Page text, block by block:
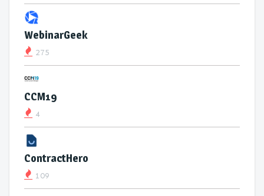
WebinarGeek
275
CCM19
4
ContractHero
109